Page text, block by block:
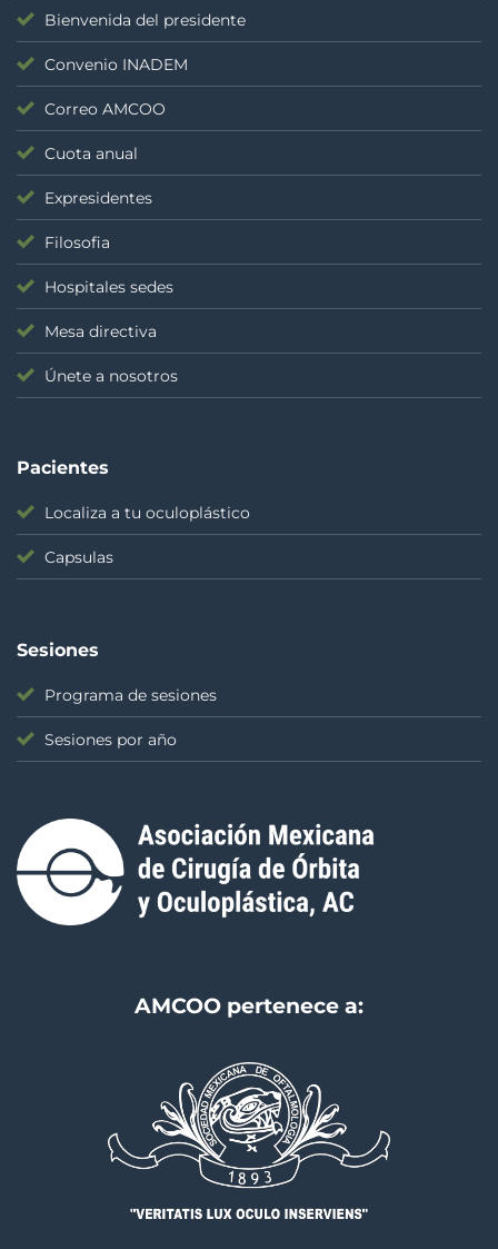
Bienvenida del presidente
Convenio INADEM
Correo AMCOO
Cuota anual
Expresidentes
Filosofia
Hospitales sedes
Mesa directiva
Únete a nosotros
Pacientes
Localiza a tu oculoplástico
Capsulas
Sesiones
Programa de sesiones
Sesiones por año
AMCOO pertenece a: